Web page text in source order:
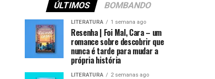
ÚLTIMOS BOMBANDO
LITERATURA 1 semana ago
Resenha | Foi Mal, Cara – um
romance sobre descobrir que
nunca é tarde para mudar a
própria história
LITERATURA 2 semanas ago